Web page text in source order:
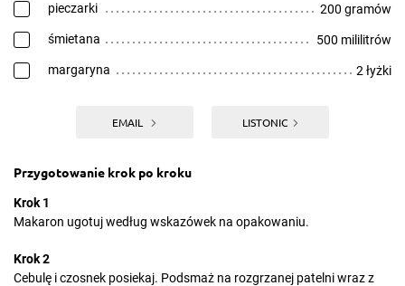
pieczarki 200 gramów
śmietana 500 mililitrów
margaryna 2 łyżki
EMAIL LISTONIC
Przygotowanie krok po kroku
Krok 1
Makaron ugotuj według wskazówek na opakowaniu.
Krok 2
Cebulę i czosnek posiekaj. Podsmaż na rozgrzanej patelni wraz z